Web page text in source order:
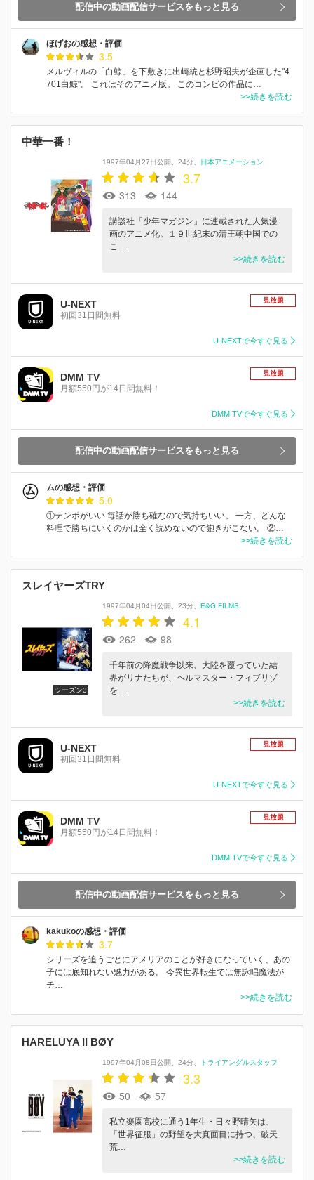
配信中の動画配信サービスをもっと見る
ほげおの感想・評価
3.5
メルヴィルの「白鯨」を下敷きに出崎統と杉野昭夫が企画した"4
701白鯨"。 これはそのアニメ版。 このコンビの作品に…
>>続きを読む
中華一番！
1997年04月27日公開 24分 日本アニメーション
3.7
313 144
講談社「少年マガジン」に連載された人気漫
画のアニメ化。１９世紀末の清王朝中国での
こ…
>>続きを読む
U-NEXT
初回31日間無料
見放題
U-NEXTで今すぐ見る
DMM TV
月額550円が14日間無料！
見放題
DMM TVで今すぐ見る
配信中の動画配信サービスをもっと見る
ムの感想・評価
5.0
①テンポがいい 毎話が勝ち確なので気持ちいい。 一方、どんな
料理で勝ちにいくのかは全く読めないので飽きがこない。 ②…
>>続きを読む
スレイヤーズTRY
シーズン3
1997年04月04日公開 23分 E&G FILMS
4.1
262 98
千年前の降魔戦争以来、大陸を覆っていた結
界がリナたちが、ヘルマスター・フィブリゾ
を…
>>続きを読む
U-NEXT
初回31日間無料
見放題
U-NEXTで今すぐ見る
DMM TV
月額550円が14日間無料！
見放題
DMM TVで今すぐ見る
配信中の動画配信サービスをもっと見る
kakukoの感想・評価
3.7
シリーズを追うごとにアメリアのことが好きになっていく、あの
子には底知れない魅力がある。 今異世界転生では無詠唱魔法が
チ…
>>続きを読む
HARELUYA II BØY
1997年04月08日公開 24分 トライアングルスタッフ
3.3
50 57
私立楽園高校に通う1年生・日々野晴矢は、
「世界征服」の野望を大真面目に持つ、破天
荒…
>>続きを読む